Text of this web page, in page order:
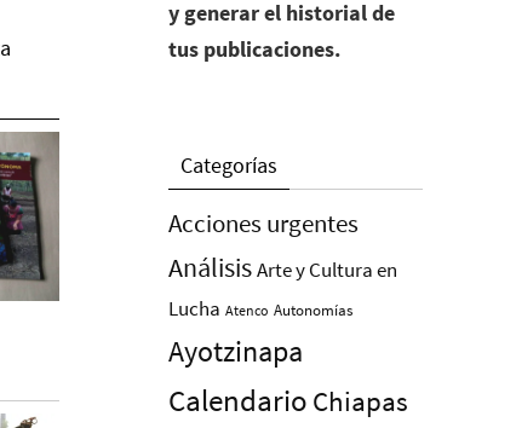
y generar el historial de
tus publicaciones.
Categorías
Acciones urgentes
AnálisisArte y Cultura en
Lucha Atenco Autonomías
Ayotzinapa
Calendario Chiapas